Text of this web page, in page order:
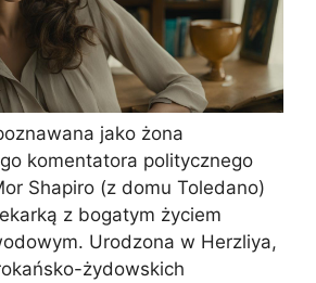
jako żona
komentatora politycznego
Shapiro (z domu Toledano)
z bogatym życiem
Urodzona w Herzliya,
żydowskich